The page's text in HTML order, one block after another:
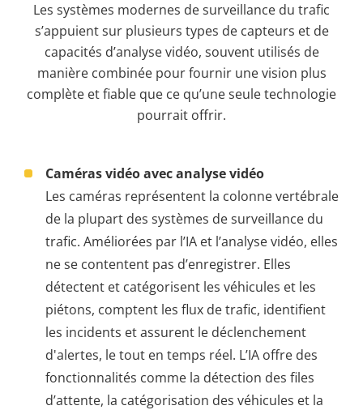
Les systèmes modernes de surveillance du trafic
s’appuient sur plusieurs types de capteurs et de
capacités d’analyse vidéo, souvent utilisés de
manière combinée pour fournir une vision plus
complète et fiable que ce qu’une seule technologie
pourrait offrir.
Caméras vidéo avec analyse vidéo
Les caméras représentent la colonne vertébrale
de la plupart des systèmes de surveillance du
trafic. Améliorées par l’IA et l’analyse vidéo, elles
ne se contentent pas d’enregistrer. Elles
détectent et catégorisent les véhicules et les
piétons, comptent les flux de trafic, identifient
les incidents et assurent le déclenchement
d'alertes, le tout en temps réel. L’IA offre des
fonctionnalités comme la détection des files
d’attente, la catégorisation des véhicules et la